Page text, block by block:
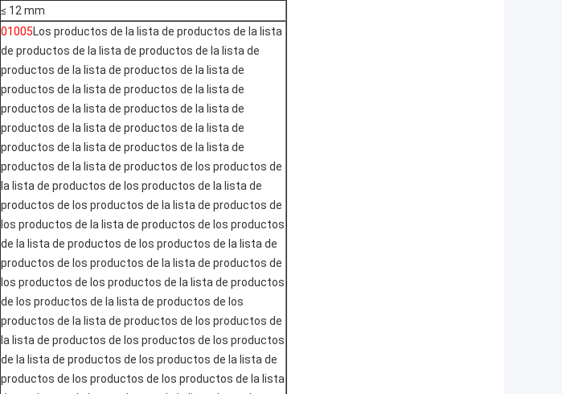
≤ 12 mm
01005Los productos de la lista de productos de la lista
de productos de la lista de productos de la lista de
productos de la lista de productos de la lista de
productos de la lista de productos de la lista de
productos de la lista de productos de la lista de
productos de la lista de productos de la lista de
productos de la lista de productos de la lista de
productos de la lista de productos de los productos de
la lista de productos de los productos de la lista de
productos de los productos de la lista de productos de
los productos de la lista de productos de los productos
de la lista de productos de los productos de la lista de
productos de los productos de la lista de productos de
los productos de los productos de la lista de productos
de los productos de la lista de productos de los
productos de la lista de productos de los productos de
la lista de productos de los productos de los productos
de la lista de productos de los productos de la lista de
productos de los productos de los productos de la lista